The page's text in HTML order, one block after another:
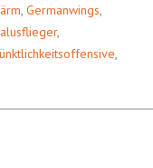
Germanwings
,